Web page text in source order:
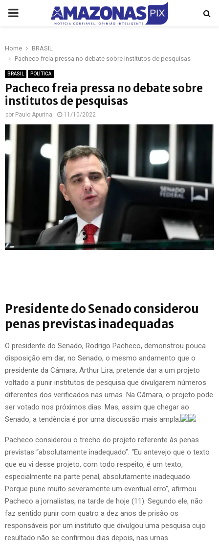
PRIMARY
Home
BRASIL
Pacheco freia pressa no debate sobre institutos de pesquisas
BRASIL POLÍTICA
Pacheco freia pressa no debate sobre
institutos de pesquisas
por Paulo Apurina 11/10/2022
Presidente do Senado considerou
penas previstas inadequadas
O presidente do Senado, Rodrigo Pacheco, demonstrou pouca
disposição em dar, no Senado, o mesmo andamento que o
presidente da Câmara, Arthur Lira, pretende dar a um projeto
voltado a punir institutos de pesquisa que divulgarem números
diferentes dos verificados nas urnas. Na Câmara, o projeto pode
ser votado nos próximos dias. Mas, assim que chegar ao
Senado, a tendência é por uma discussão mais ampla.
Pacheco considerou o trecho do projeto referente às penas
previstas “absolutamente inadequado”. “Eu antevejo que o texto
que eu vi desse projeto, com todo respeito, é um texto,
especialmente na parte penal, absolutamente inadequado.
Porque pune muito severamente um eventual erro”, afirmou
Pacheco a jornalistas, na tarde de hoje (11). Segundo ele, não
faz sentido punir com quatro a dez anos de prisão os
responsáveis por um instituto que divulgou uma pesquisa cujo
resultado não se confirmou dias depois, nas urnas.